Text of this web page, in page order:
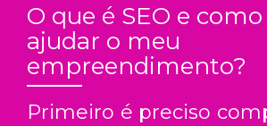
O que é SEO e
ajudar o meu
empreendimento?
Primeiro é preciso